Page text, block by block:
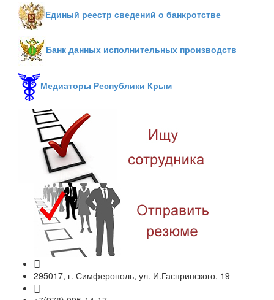
Единый реестр сведений о банкротстве
Банк данных исполнительных производств
Медиаторы Республики Крым
295017, г. Симферополь, ул. И.Гаспринского, 19